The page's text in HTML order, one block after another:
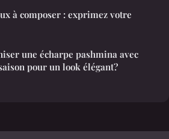
à composer : exprimez votre
une écharpe pashmina avec
pour un look élégant?